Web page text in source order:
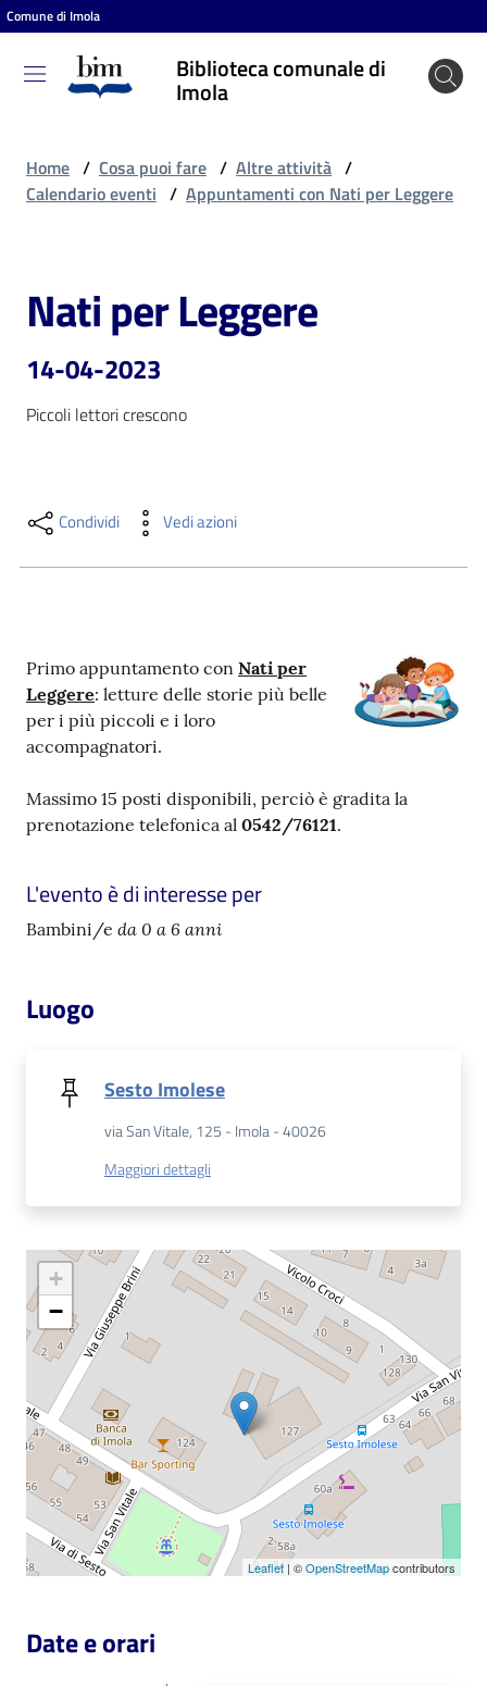
Vai al contenuto
Vai alla navigazione
Vai al footer
Comune di Imola
Biblioteca comunale di
Imola
Biblioteca
comunale
Cosa
puoi
fare
contenuti
Casa
Piani
Archivio
storico
lettura
Seguici
Catalogo
on line
Eventi
Chiedi al
bibliotecario
Home / Cosa puoi fare / Altre attività /
Calendario eventi / Appuntamenti con Nati per Leggere
Salta al contenuto
Nati per Leggere
14-04-2023
Piccoli lettori crescono
Condividi Vedi azioni
Primo appuntamento con Nati per
Leggere: letture delle storie più belle
per i più piccoli e i loro
accompagnatori.
Massimo 15 posti disponibili, perciò è gradita la
prenotazione telefonica al 0542/76121.
L'evento è di interesse per
Bambini/e da 0 a 6 anni
Luogo
Sesto Imolese
via San Vitale, 125 - Imola - 40026
Maggiori dettagli
+
−
Leaflet | ©OpenStreetMapcontributors
Date e orari